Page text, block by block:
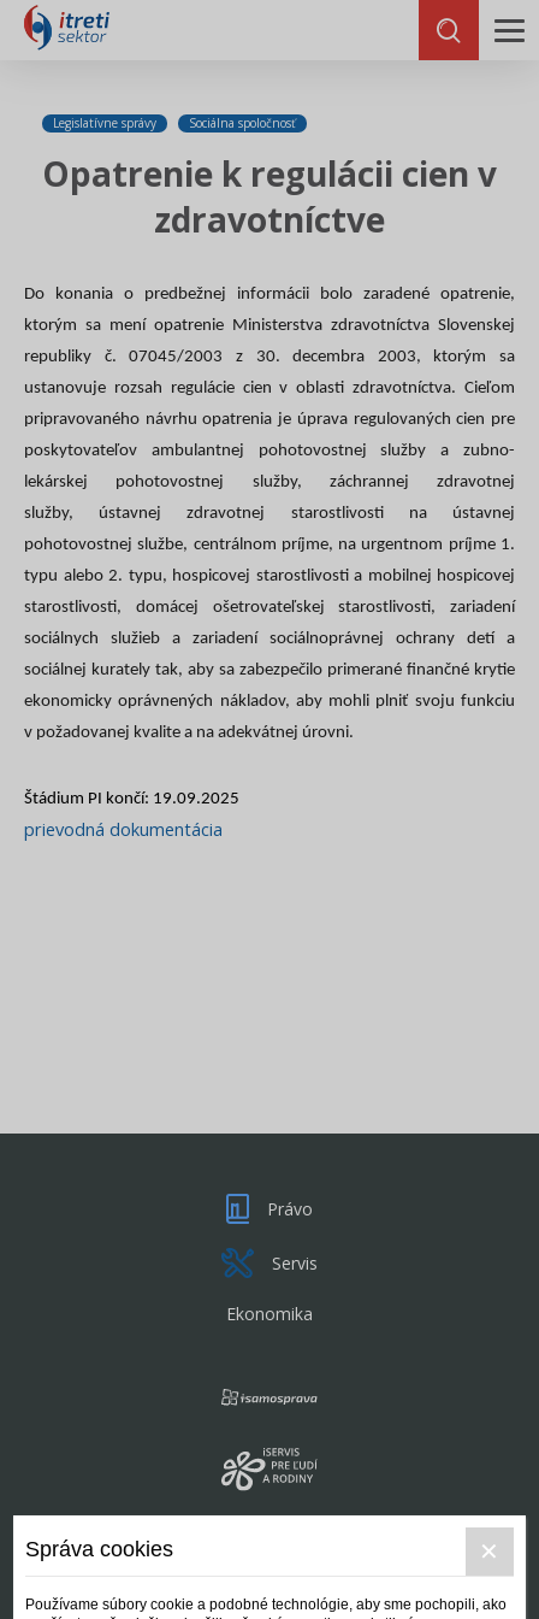
Legislatívne správy Sociálna spoločnosť
Opatrenie k regulácii cien v
zdravotníctve
Do konania o predbežnej informácii bolo zaradené opatrenie,
ktorým sa mení opatrenie Ministerstva zdravotníctva Slovenskej
republiky č. 07045/2003 z 30. decembra 2003, ktorým sa
ustanovuje rozsah regulácie cien v oblasti zdravotníctva. Cieľom
pripravovaného návrhu opatrenia je úprava regulovaných cien pre
poskytovateľov ambulantnej pohotovostnej služby a zubno-
lekárskej pohotovostnej služby, záchrannej zdravotnej
služby, ústavnej zdravotnej starostlivosti na ústavnej
pohotovostnej službe, centrálnom príjme, na urgentnom príjme 1.
typu alebo 2. typu, hospicovej starostlivosti a mobilnej hospicovej
starostlivosti, domácej ošetrovateľskej starostlivosti, zariadení
sociálnych služieb a zariadení sociálnoprávnej ochrany detí a
sociálnej kurately tak, aby sa zabezpečilo primerané finančné krytie
ekonomicky oprávnených nákladov, aby mohli plniť svoju funkciu
v požadovanej kvalite a na adekvátnej úrovni.
Štádium PI končí: 19.09.2025
prievodná dokumentácia
Právo
Servis
Ekonomika
Správa cookies
Používame súbory cookie a podobné technológie, aby sme pochopili, ako